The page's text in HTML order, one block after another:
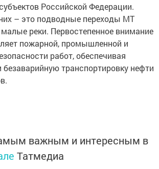
Российской Федерации.
– это подводные переходы МТ
реки. Первостепенное внимание
пожарной, промышленной и
работ, обеспечивая
транспортировку нефти
важным и интересным в
Татмедиа